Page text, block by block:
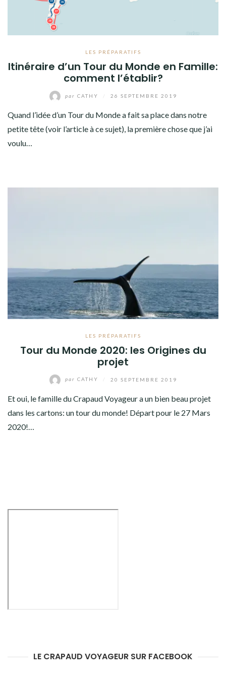
LES PRÉPARATIFS
Itinéraire d’un Tour du Monde en Famille:
comment l’établir?
par CATHY 26 SEPTEMBRE 2019
Quand l’idée d’un Tour du Monde a fait sa place dans notre
petite tête (voir l’article à ce sujet), la première chose que j’ai
voulu…
LES PRÉPARATIFS
Tour du Monde 2020: les Origines du
projet
par CATHY 20 SEPTEMBRE 2019
Et oui, le famille du Crapaud Voyageur a un bien beau projet
dans les cartons: un tour du monde! Départ pour le 27 Mars
2020!…
LE CRAPAUD VOYAGEUR SUR FACEBOOK